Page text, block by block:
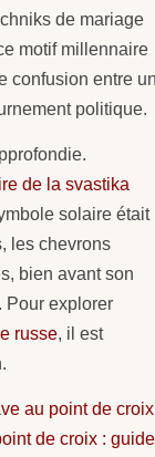
de mariage
motif millennaire
confusion entre
politique.
de la svastika
solaire était
les chevrons
bien avant son
Pour explorer
russe, il est
au point de croix
de croix : guide